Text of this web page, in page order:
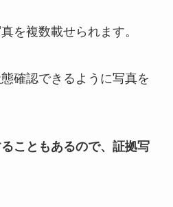
を複数載せられます。
確認できるように写真を
こともあるので、証拠写